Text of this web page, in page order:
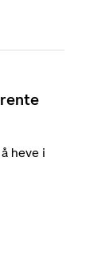
heve i